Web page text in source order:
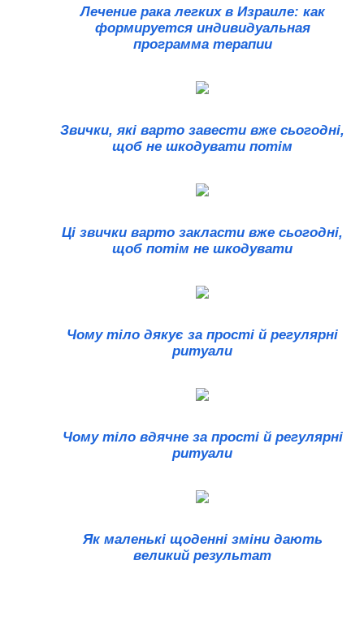
Лечение рака легких в Израиле: как
формируется индивидуальная
программа терапии
Звички, які варто завести вже сьогодні,
щоб не шкодувати потім
Ці звички варто закласти вже сьогодні,
щоб потім не шкодувати
Чому тіло дякує за прості й регулярні
ритуали
Чому тіло вдячне за прості й регулярні
ритуали
Як маленькі щоденні зміни дають
великий результат